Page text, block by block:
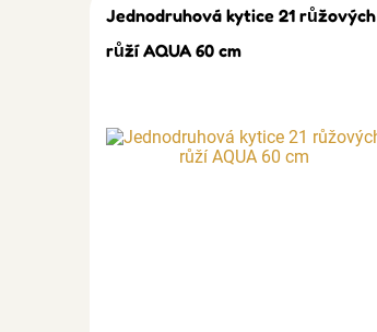
Jednodruhová kytice 21 růžových
růží AQUA 60 cm